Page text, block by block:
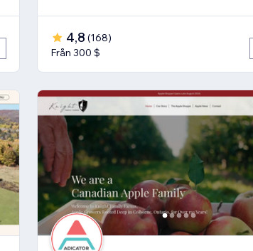
4,8 (168)
Från 300 $